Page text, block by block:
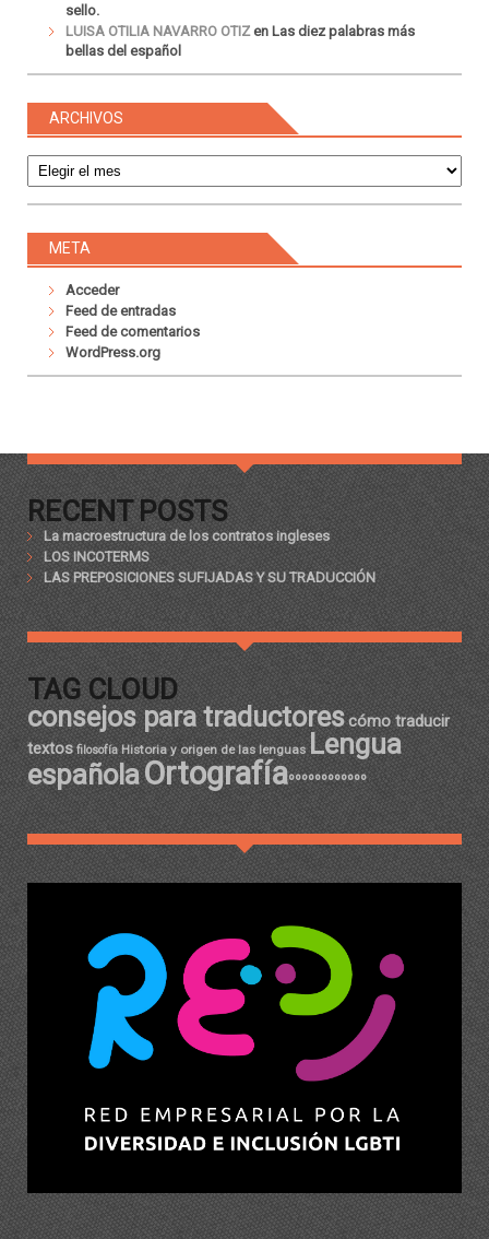
sello.
LUISA OTILIA NAVARRO OTIZ en Las diez palabras más
bellas del español
ARCHIVOS
META
Acceder
Feed de entradas
Feed de comentarios
WordPress.org
RECENT POSTS
La macroestructura de los contratos ingleses
LOS INCOTERMS
LAS PREPOSICIONES SUFIJADAS Y SU TRADUCCIÓN
TAG CLOUD
consejos para traductorescómo traducir
textos filosofía Historia y origen de las lenguas Lengua
españolaOrtografíaºººººººººººº